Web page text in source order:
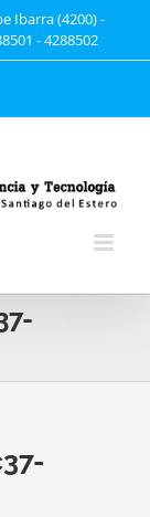
Ibarra (4200) -
- 4288502